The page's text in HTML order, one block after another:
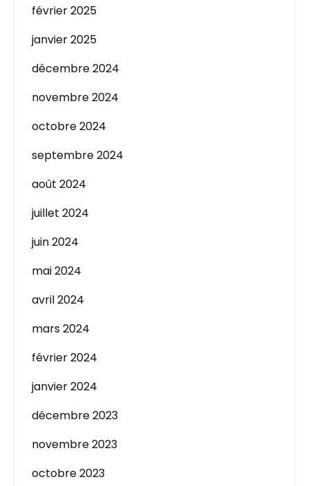
février 2025
janvier 2025
décembre 2024
novembre 2024
octobre 2024
septembre 2024
août 2024
juillet 2024
juin 2024
mai 2024
avril 2024
mars 2024
février 2024
janvier 2024
décembre 2023
novembre 2023
octobre 2023